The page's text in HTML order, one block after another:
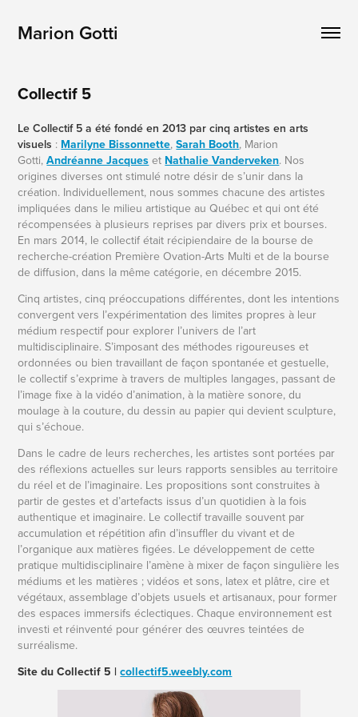
Marion Gotti
Collectif 5
Le Collectif 5 a été fondé en 2013 par cinq artistes en arts
visuels : Marilyne Bissonnette,Sarah Booth, Marion
Gotti,Andréanne Jacques et Nathalie Vanderveken. Nos
origines diverses ont stimulé notre désir de s’unir dans la
création. Individuellement, nous sommes chacune des artistes
impliquées dans le milieu artistique au Québec et qui ont été
récompensées à plusieurs reprises par divers prix et bourses.
En mars 2014, le collectif était récipiendaire de la bourse de
recherche-création Première Ovation-Arts Multi et de la bourse
de diffusion, dans la même catégorie, en décembre 2015.
Cinq artistes, cinq préoccupations différentes, dont les intentions
convergent vers l’expérimentation des limites propres à leur
médium respectif pour explorer l’univers de l’art
multidisciplinaire. S’imposant des méthodes rigoureuses et
ordonnées ou bien travaillant de façon spontanée et gestuelle,
le collectif s’exprime à travers de multiples langages, passant de
l’image fixe à la vidéo d’animation, à la matière sonore, du
moulage à la couture, du dessin au papier qui devient sculpture,
qui s’échoue.
Dans le cadre de leurs recherches, les artistes sont portées par
des réflexions actuelles sur leurs rapports sensibles au territoire
du réel et de l’imaginaire. Les propositions sont construites à
partir de gestes et d’artefacts issus d’un quotidien à la fois
authentique et imaginaire. Le collectif travaille souvent par
accumulation et répétition afin d’insuffler du vivant et de
l’organique aux matières figées. Le développement de cette
pratique multidisciplinaire l’amène à mixer de façon singulière les
médiums et les matières ; vidéos et sons, latex et plâtre, cire et
végétaux, assemblage d’objets usuels et artisanaux, pour former
des espaces immersifs éclectiques. Chaque environnement est
investi et réinventé pour générer des œuvres teintées de
surréalisme.
Site du Collectif 5 |collectif5.weebly.com